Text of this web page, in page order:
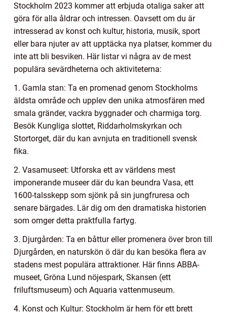
Stockholm 2023 kommer att erbjuda otaliga saker att
göra för alla åldrar och intressen. Oavsett om du är
intresserad av konst och kultur, historia, musik, sport
eller bara njuter av att upptäcka nya platser, kommer du
inte att bli besviken. Här listar vi några av de mest
populära sevärdheterna och aktiviteterna:
1. Gamla stan: Ta en promenad genom Stockholms
äldsta område och upplev den unika atmosfären med
smala gränder, vackra byggnader och charmiga torg.
Besök Kungliga slottet, Riddarholmskyrkan och
Stortorget, där du kan avnjuta en traditionell svensk
fika.
2. Vasamuseet: Utforska ett av världens mest
imponerande museer där du kan beundra Vasa, ett
1600-talsskepp som sjönk på sin jungfruresa och
senare bärgades. Lär dig om den dramatiska historien
som omger detta praktfulla fartyg.
3. Djurgården: Ta en båttur eller promenera över bron till
Djurgården, en naturskön ö där du kan besöka flera av
stadens mest populära attraktioner. Här finns ABBA-
museet, Gröna Lund nöjespark, Skansen (ett
friluftsmuseum) och Aquaria vattenmuseum.
4. Konst och Kultur: Stockholm är hem för ett brett